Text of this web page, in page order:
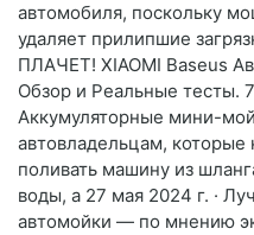
автомобиля, поскольку
удаляет прилипшие
ПЛАЧЕТ! XIAOMI Baseus
Обзор и Реальные тесты. 7
Аккумуляторные мини-
автовладельцам,
поливать машину из
воды, а 27 мая 2024 г. ·
автомойки — по мнению